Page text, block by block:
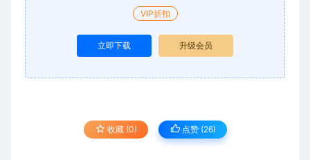
VIP折扣
立即下载 升级会员
收藏 (0) 点赞 (26)